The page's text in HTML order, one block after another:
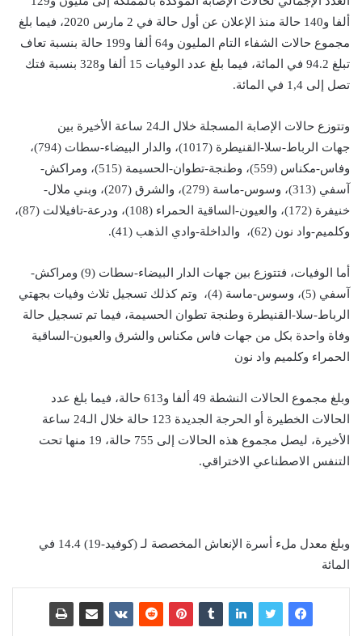
ألفا و140 حالة منذ الإعلان عن أول حالة في 2 مارس 2020، فيما بلغ
مجموع حالات الشفاء التام المليون و64 ألفا و199 حالة بنسبة تعاف
تبلغ 94.2 في المائة، فيما بلغ عدد الوفيات 15 ألفا و328 بنسبة فتك
تصل إلى 1,4 في المائة.
وتتوزع حالات الإصابة المسجلة خلال الـ24 ساعة الأخيرة بين
جهات الرباط-سلا-القنيطرة (1017)، والدار البيضاء-سطات (794)،
وفاس-مكناس (559)، وطنجة-تطوان-الحسيمة (515)، ومراكش-
آسفي (313)، وسوس-ماسة (279)، والشرق (207)، وبني ملال-
خنيفرة (172)، والعيون-الساقية الحمراء (108)، ودرعة-تافيلالت (87)،
وكلميم-واد نون (62)، والداخلة-وادي الذهب (41).
أما الوفيات، فتتوزع بين جهات الدار البيضاء-سطات (9) ومراكش-
آسفي (5)، وسوس-ماسة (4)، وتم كذلك تسجيل ثلاث وفيات بجهتي
الرباط-سلا-القنيطرة وطنجة تطوان الحسيمة، فيما تم تسجيل حالة
وفاة واحدة بكل من جهات فاس مكناس والشرق والعيون-الساقية
الحمراء وكلميم واد نون
وبلغ مجموع الحالات النشطة 49 ألفا و613 حالة، فيما بلغ عدد
الحالات الخطيرة أو الحرجة الجديدة 123 حالة خلال الـ24 ساعة
الأخيرة، ليصل مجموع هذه الحالات إلى 755 حالة، 19 منها تحت
التنفس الاصطناعي الاختراقي.
وبلغ معدل ملء أسرة الإنعاش المخصصة لـ (كوفيد-19) 14.4 في
المائة